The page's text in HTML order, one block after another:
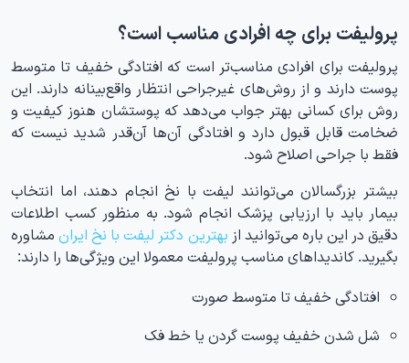
پرولیفت برای چه افرادی مناسب است؟
پرولیفت برای افرادی مناسب‌تر است که افتادگی خفیف تا متوسط
پوست دارند و از روش‌های غیرجراحی انتظار واقع‌بینانه دارند. این
روش برای کسانی بهتر جواب می‌دهد که پوستشان هنوز کیفیت و
ضخامت قابل قبول دارد و افتادگی آن‌ها آن‌قدر شدید نیست که
فقط با جراحی اصلاح شود.
بیشتر بزرگسالان می‌توانند لیفت با نخ انجام دهند، اما انتخاب
بیمار باید با ارزیابی پزشک انجام شود. به منظور کسب اطلاعات
دقیق در این باره می‌توانید از بهترین دکتر لیفت با نخ ایرانمشاوره
بگیرید. کاندیداهای مناسب پرولیفت معمولا این ویژگی‌ها را دارند:
افتادگی خفیف تا متوسط صورت
شل شدن خفیف پوست گردن یا خط فک